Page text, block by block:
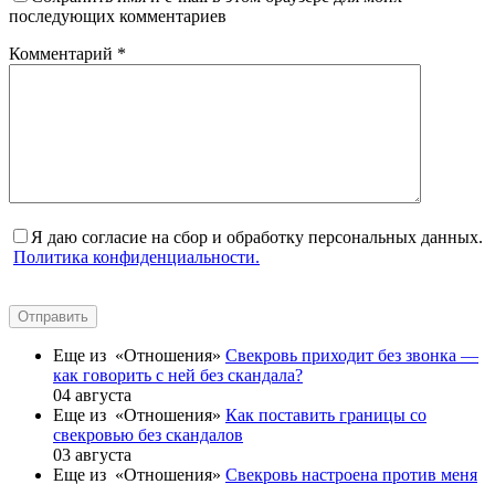
последующих комментариев
Комментарий *
Я даю согласие на сбор и обработку персональных данных.
Политика конфиденциальности.
Отправить
Еще из «Отношения» Свекровь приходит без звонка —
как говорить с ней без скандала?
04 августа
Еще из «Отношения» Как поставить границы со
свекровью без скандалов
03 августа
Еще из «Отношения» Свекровь настроена против меня